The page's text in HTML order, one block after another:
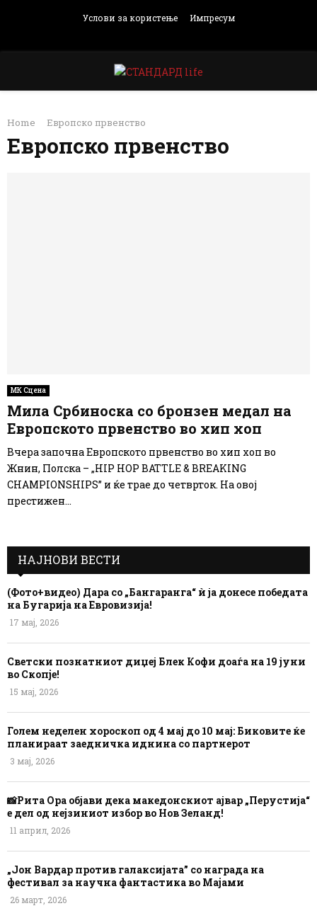
Услови за користење Импресум
PRIMARY
MENU
Home Европско првенство
Европско првенство
МК Сцена
Мила Србиноска со бронзен медал на
Европското првенство во хип хоп
Вчера започна Европското првенство во хип хоп во
Жнин, Полска – „HIP HOP BATTLE & BREAKING
CHAMPIONSHIPS” и ќе трае до четврток. На овој
престижен...
НАЈНОВИ ВЕСТИ
(Фото+видео) Дара со „Бангаранга“ ѝ ја донесе победата
на Бугарија на Евровизија!
17 мај, 2026
Светски познатниот диџеј Блек Кофи доаѓа на 19 јуни
во Скопје!
15 мај, 2026
Голем неделен хороскоп од 4 мај до 10 мај: Биковите ќе
планираат заедничка иднина со партнерот
3 мај, 2026
📸Рита Ора објави дека македонскиот ајвар „Перустија“
е дел од нејзиниот избор во Нов Зеланд!
11 април, 2026
„Јон Вардар против галаксијата” со награда на
фестивал за научна фантастика во Мајами
26 март, 2026